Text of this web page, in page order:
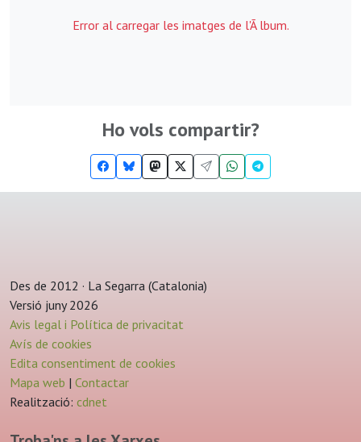
Error al carregar les imatges de l'Ã lbum.
Ho vols compartir?
Des de 2012 · La Segarra (Catalonia)
Versió juny 2026
Avis legal i Política de privacitat
Avís de cookies
Edita consentiment de cookies
Mapa web | Contactar
Realització: cdnet